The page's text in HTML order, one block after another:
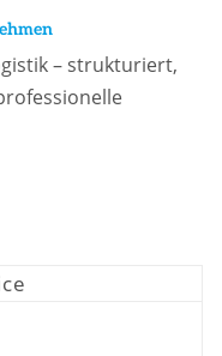
– strukturiert,